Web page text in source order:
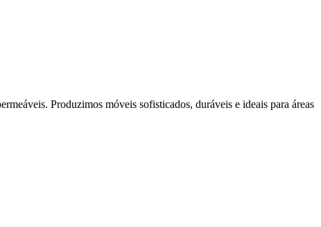
Produzimos móveis sofisticados, duráveis e ideais para áreas